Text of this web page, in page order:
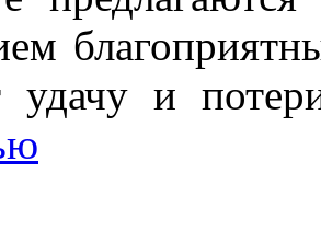
удачу и